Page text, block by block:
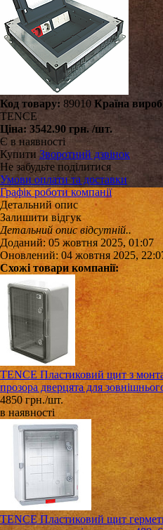
Код товару: 89010 Країна
TENCE
Ціна: 3542.90 грн. /шт.
Є в наявності
Купити Зворотний дзвінок
Не забудьте поділитися
Умови оплати та доставки
Графік роботи компанії
Детальний опис
Залишити відгук
Детальний опис відсутній..
Доданий: 05 жовтня 2025, 01:07
Оновлений: 04 жовтня 2025,
Схожі товари компанії:
TENCE Пластиковий щит з
прозора дверцята для
4850 грн./шт.
в наявності
TENCE Пластиковий щит